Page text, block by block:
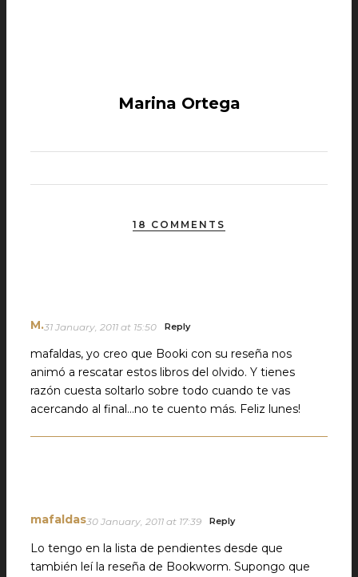
Marina Ortega
18 COMMENTS
M.31 January, 2011 at 15:50 Reply
mafaldas, yo creo que Booki con su reseña nos
animó a rescatar estos libros del olvido. Y tienes
razón cuesta soltarlo sobre todo cuando te vas
acercando al final…no te cuento más. Feliz lunes!
mafaldas30 January, 2011 at 17:39 Reply
Lo tengo en la lista de pendientes desde que
también leí la reseña de Bookworm. Supongo que